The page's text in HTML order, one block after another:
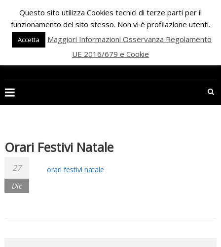
content
PALESTRA
ECLIPSE
una
nuova
era
per
il
e
Orari Festivi Natale
27
Dic
orari festivi natale
Questo sito utilizza Cookies tecnici di terze parti per il
funzionamento del sito stesso. Non vi è profilazione utenti.
Accetta
Maggiori Informazioni Osservanza Regolamento
UE 2016/679 e Cookie